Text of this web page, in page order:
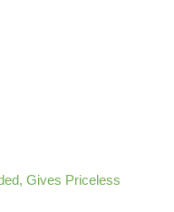
Gives Priceless